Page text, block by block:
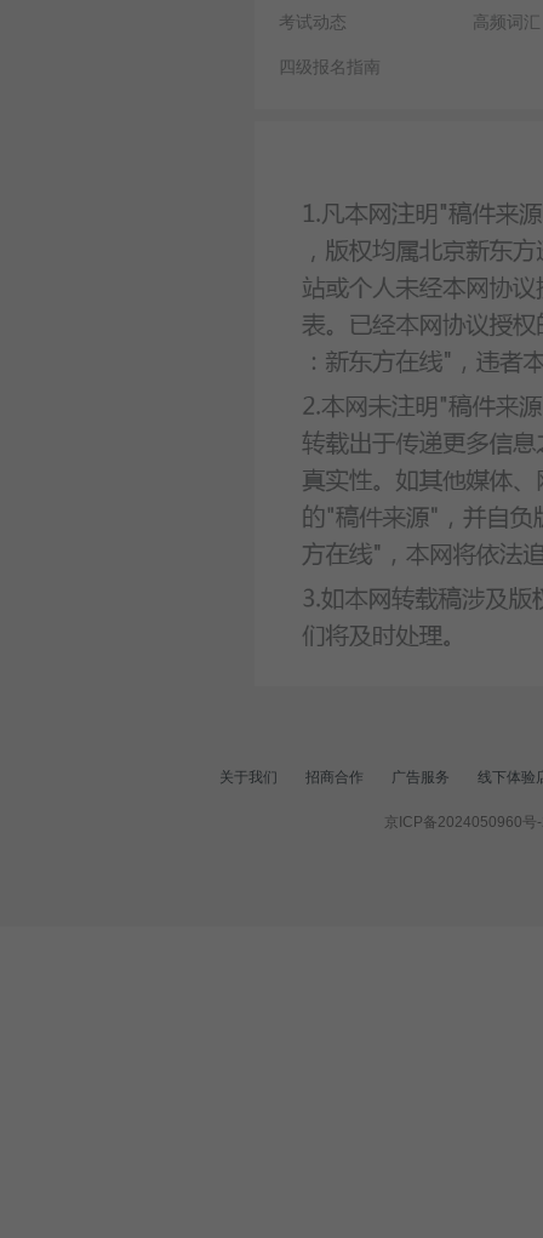
考试动态 高频词汇
四级报名指南
关于我们 招商合作 广告服务 线下体验
京ICP备2024050960号